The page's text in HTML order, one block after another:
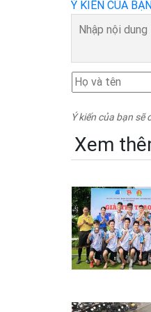
Ý KIẾN CỦA
Ý kiến của bạn
Xem